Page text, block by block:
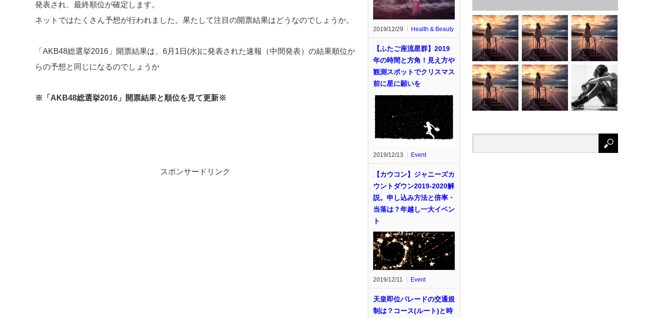
発表され、最終順位が確定します。
ネットではたくさん予想が行われました。果たして注目の開票結果はどうなのでしょうか。
「AKB48総選挙2016」開票結果は、6月1日(水)に発表された速報（中間発表）の結果順位か
らの予想と同じになるのでしょうか
※「AKB48総選挙2016」開票結果と順位を見て更新※
スポンサードリンク
2019/12/29 Health & Beauty
【ふたご座流星群】2019
年の時間と方角！見え方や
観測スポットでクリスマス
前に星に願いを
2019/12/13 Event
【カウコン】ジャニーズカ
ウントダウン2019-2020解
説。申し込み方法と倍率・
当落は？年越し一大イベン
ト
2019/12/11 Event
天皇即位パレードの交通規
制は？コース(ルート)と時